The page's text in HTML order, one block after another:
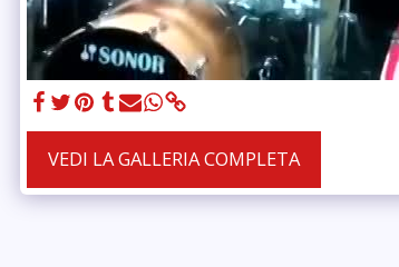
VEDI LA GALLERIA COMPLETA